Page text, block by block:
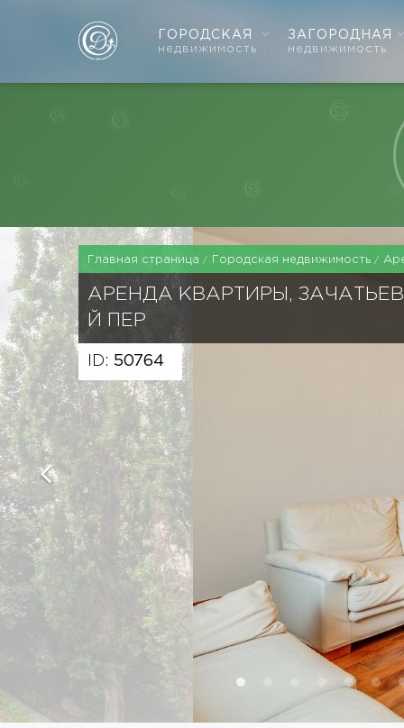
ГОРОДСКАЯ
недвижимость
ЗАГОРОДНАЯ
недвижимость
Главная страница Городская недвижимость
АРЕНДА КВАРТИРЫ,
Й ПЕР
ID: 50764